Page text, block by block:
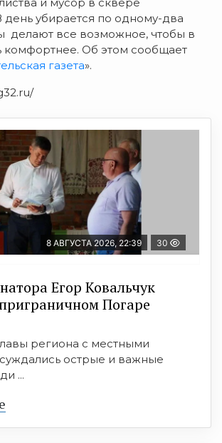
день убирается по одному-два
делают все возможное, чтобы в
комфортнее. Об этом сообщает
газета».
8 АВГУСТА 2026, 22:39 30
Егор Ковальчук
Погаре
региона с местными
острые и важные
...